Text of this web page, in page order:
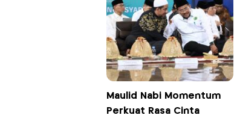
Maulid Nabi Momentum
Perkuat Rasa Cinta